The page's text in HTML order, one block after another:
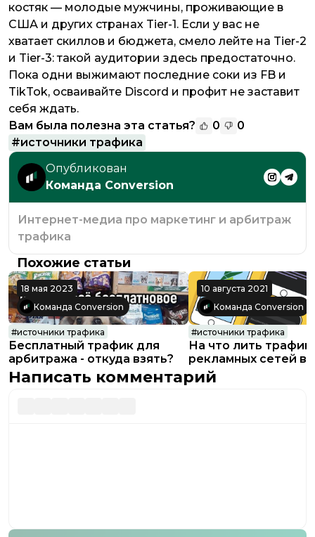
костяк — молодые мужчины, проживающие в
США и других странах Tier-1. Если у вас не
хватает скиллов и бюджета, смело лейте на Tier-2
и Tier-3: такой аудитории здесь предостаточно.
Пока одни выжимают последние соки из FB и
TikTok, осваивайте Discord и профит не заставит
себя ждать.
Вам была полезна эта статья?
0
0
#источники трафика
Опубликован
Команда Conversion
Интернет-медиа про маркетинг и арбитраж
трафика
Похожие статьи
18 мая 2023
Команда Conversion
#источники трафика
Бесплатный трафик для
арбитража - откуда взять?
10 августа 2021
Команда Conversion
#источники трафика
На что лить трафик
рекламных сетей в
актуальные
вертикали
Написать комментарий